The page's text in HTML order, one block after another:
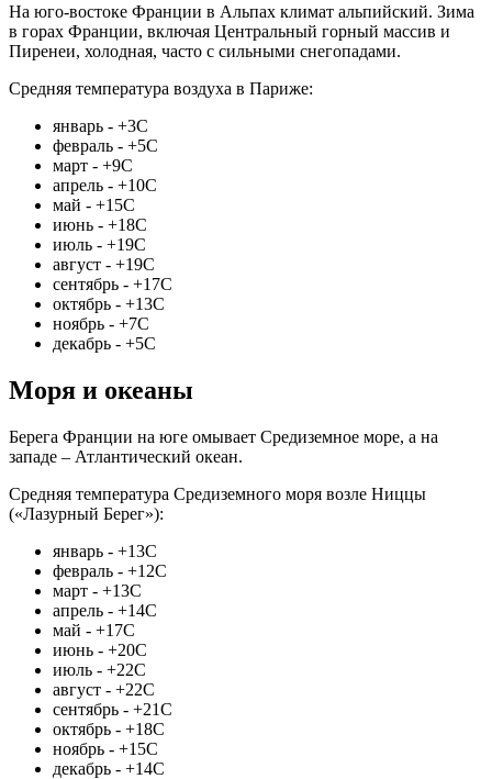
На юго-востоке Франции в Альпах климат альпийский. Зима
в горах Франции, включая Центральный горный массив и
Пиренеи, холодная, часто с сильными снегопадами.
Средняя температура воздуха в Париже:
январь - +3С
февраль - +5С
март - +9С
апрель - +10С
май - +15С
июнь - +18С
июль - +19С
август - +19С
сентябрь - +17С
октябрь - +13С
ноябрь - +7С
декабрь - +5С
Моря и океаны
Берега Франции на юге омывает Средиземное море, а на
западе – Атлантический океан.
Средняя температура Средиземного моря возле Ниццы
(«Лазурный Берег»):
январь - +13С
февраль - +12С
март - +13С
апрель - +14С
май - +17С
июнь - +20С
июль - +22С
август - +22С
сентябрь - +21С
октябрь - +18С
ноябрь - +15С
декабрь - +14С